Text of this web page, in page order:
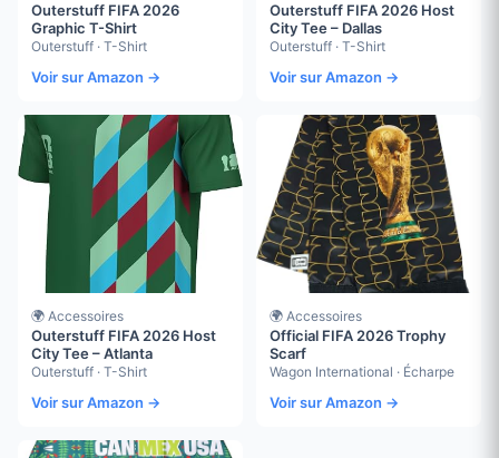
Outerstuff FIFA 2026
Graphic T-Shirt
Outerstuff · T-Shirt
Voir sur Amazon →
Outerstuff FIFA 2026 Host
City Tee – Dallas
Outerstuff · T-Shirt
Voir sur Amazon →
🌍 Accessoires
Outerstuff FIFA 2026 Host
City Tee – Atlanta
Outerstuff · T-Shirt
Voir sur Amazon →
🌍 Accessoires
Official FIFA 2026 Trophy
Scarf
Wagon International · Écharpe
Voir sur Amazon →